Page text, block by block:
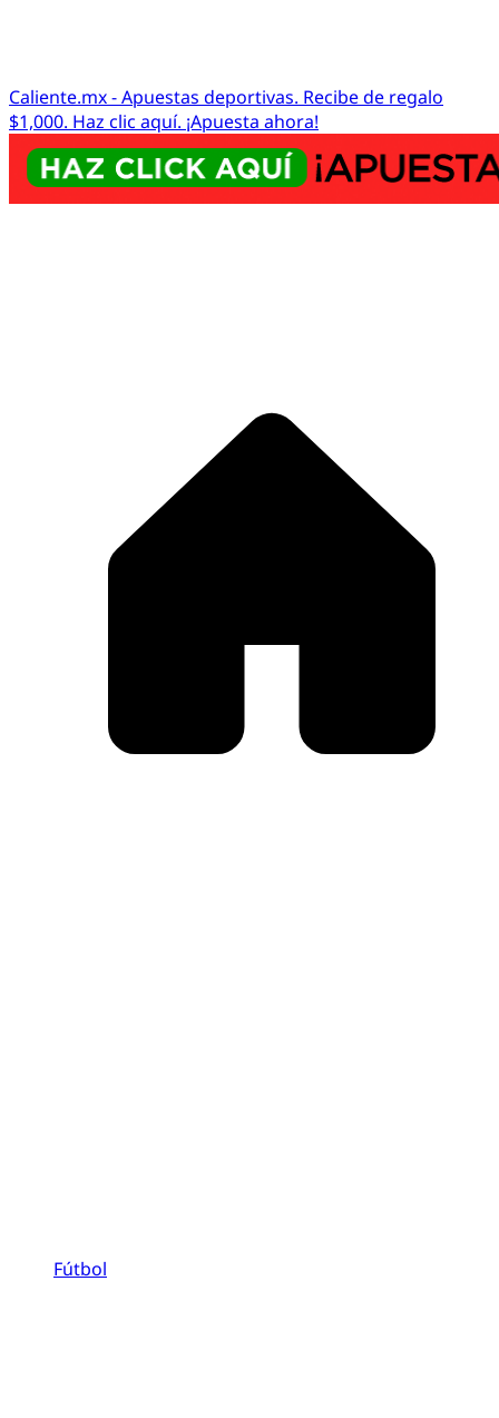
Caliente.mx - Apuestas deportivas. Recibe de regalo
$1,000. Haz clic aquí. ¡Apuesta ahora!
Fútbol